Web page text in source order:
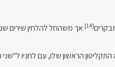
[14] אך משהחל להלחין שירים
21, בתחילת 1971, יצא התקליטון הראשון